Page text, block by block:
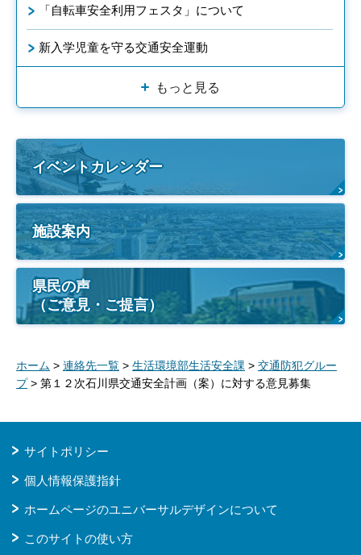
「自転車安全利用フェスタ」について
新入学児童を守る交通安全運動
もっと見る
イベントカレンダー
施設案内
県民の声
（ご意見・ご提言）
ホーム > 連絡先一覧 > 生活環境部生活安全課 > 交通防犯グルー
プ> 第１２次石川県交通安全計画（案）に対する意見募集
サイトポリシー
個人情報保護指針
ホームページのユニバーサルデザインについて
このサイトの使い方